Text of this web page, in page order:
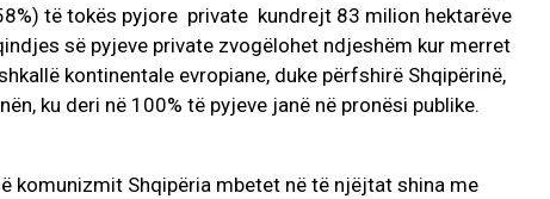
të tokës pyjore private kundrejt 83 milion hektarëve
së pyjeve private zvogëlohet ndjeshëm kur merret
kontinentale evropiane, duke përfshirë Shqipërinë,
ku deri në 100% të pyjeve janë në pronësi publike.
komunizmit Shqipëria mbetet në të njëjtat shina me